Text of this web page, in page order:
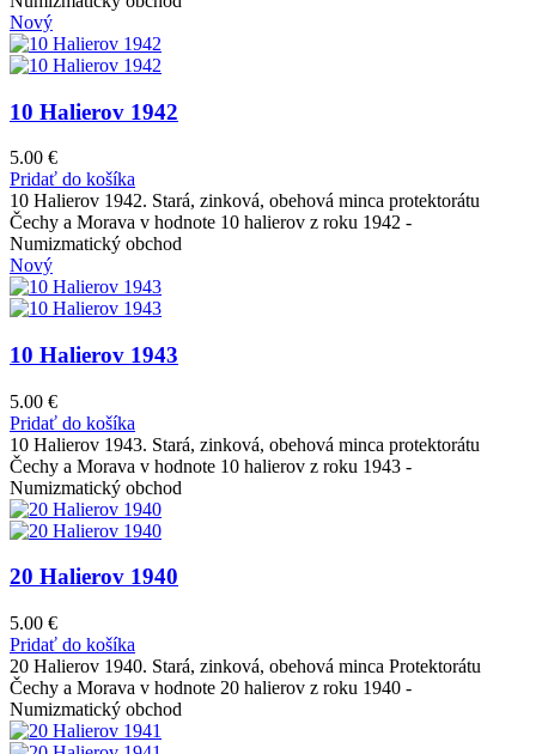
Nový
10 Halierov 1942
5.00 €
Pridať do košíka
10 Halierov 1942. Stará, zinková, obehová minca protektorátu
Čechy a Morava v hodnote 10 halierov z roku 1942 -
Numizmatický obchod
Nový
10 Halierov 1943
5.00 €
Pridať do košíka
10 Halierov 1943. Stará, zinková, obehová minca protektorátu
Čechy a Morava v hodnote 10 halierov z roku 1943 -
Numizmatický obchod
20 Halierov 1940
5.00 €
Pridať do košíka
20 Halierov 1940. Stará, zinková, obehová minca Protektorátu
Čechy a Morava v hodnote 20 halierov z roku 1940 -
Numizmatický obchod